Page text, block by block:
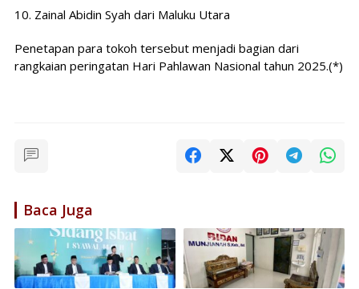
10. Zainal Abidin Syah dari Maluku Utara
Penetapan para tokoh tersebut menjadi bagian dari
rangkaian peringatan Hari Pahlawan Nasional tahun 2025.(*)
Baca Juga